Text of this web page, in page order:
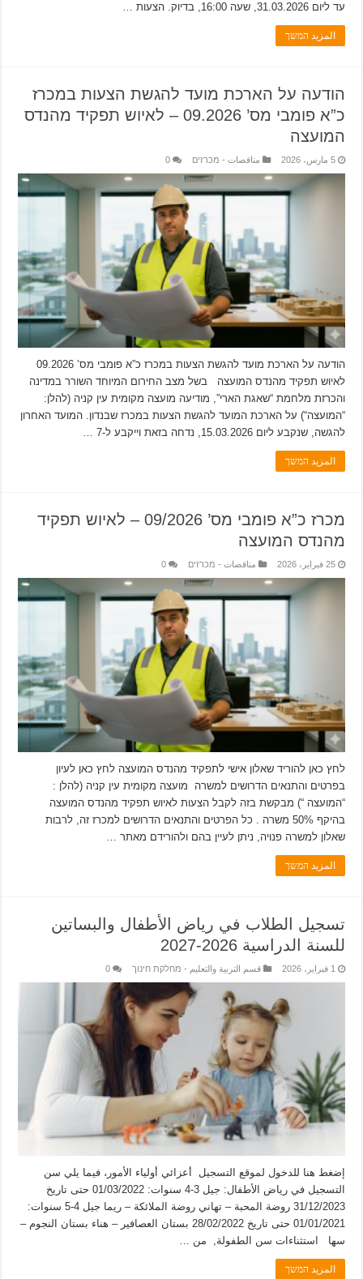
עד ליום 31.03.2026, שעה 16:00, בדיוק. הצעות …
المزيد המשך
הודעה על הארכת מועד להגשת הצעות במכרז
כ”א פומבי מס’ 09.2026 – לאיוש תפקיד מהנדס
המועצה
5 مارس، 2026 مناقصات - מכרזים 0
הודעה על הארכת מועד להגשת הצעות במכרז כ”א פומבי מס’ 09.2026
לאיוש תפקיד מהנדס המועצה בשל מצב החירום המיוחד השורר במדינה
והכרזת מלחמת “שאגת הארי”, מודיעה מועצה מקומית עין קניה (להלן:
“המועצה“) על הארכת המועד להגשת הצעות במכרז שבנדון. המועד האחרון
להגשה, שנקבע ליום 15.03.2026, נדחה בזאת וייקבע ל-7 …
المزيد המשך
מכרז כ”א פומבי מס’ 09/2026 – לאיוש תפקיד
מהנדס המועצה
25 فبراير، 2026 مناقصات - מכרזים 0
לחץ כאן להוריד שאלון אישי לתפקיד מהנדס המועצה לחץ כאן לעיון
בפרטים והתנאים הדרושים למשרה מועצה מקומית עין קניה (להלן :
“המועצה “) מבקשת בזה לקבל הצעות לאיוש תפקיד מהנדס המועצה
בהיקף 50% משרה . כל הפרטים והתנאים הדרושים למכרז זה, לרבות
שאלון למשרה פנויה, ניתן לעיין בהם ולהורידם מאתר …
المزيد המשך
تسجيل الطلاب في رياض الأطفال والبساتين
للسنة الدراسية 2026-2027
1 فبراير، 2026 قسم التربية والتعليم - מחלקת חינוך 0
إضغط هنا للدخول لموقع التسجيل أعزائي أولياء الأمور، فيما يلي سن
التسجيل في رياض الأطفال: جيل 3-4 سنوات: 01/03/2022 حتى تاريخ
31/12/2023 روضة المحبة – تهاني روضة الملائكة – ريما جيل 4-5 سنوات:
01/01/2021 حتى تاريخ 28/02/2022 بستان العصافير – هناء بستان النجوم –
سها استثناءات سن الطفولة, من …
المزيد המשך